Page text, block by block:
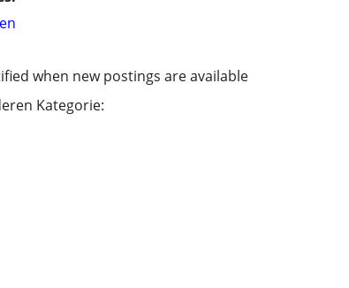
when new postings are available
Kategorie: